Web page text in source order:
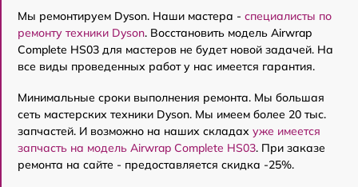
Мы ремонтируем Dyson. Наши мастера - специалисты по
ремонту техники Dyson. Восстановить модель Airwrap
Complete HS03 для мастеров не будет новой задачей. На
все виды проведенных работ у нас имеется гарантия.
Минимальные сроки выполнения ремонта. Мы большая
сеть мастерских техники Dyson. Мы имеем более 20 тыс.
запчастей. И возможно на наших складах уже имеется
запчасть на модель Airwrap Complete HS03. При заказе
ремонта на сайте - предоставляется скидка -25%.